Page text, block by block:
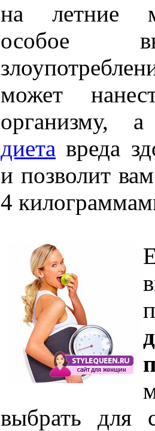
на летние
особое
может
диета вреда
и позволит
4
выбрать для